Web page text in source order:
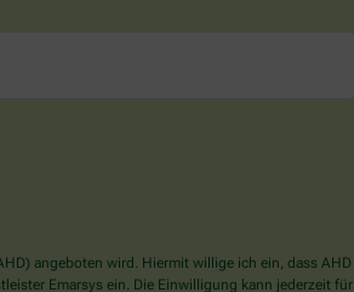
angeboten wird. Hiermit willige ich ein, dass AHD
Emarsys ein. Die Einwilligung kann jederzeit für